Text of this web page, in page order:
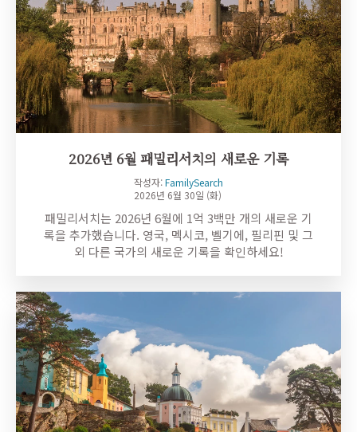
2026년 6월 패밀리서치의 새로운 기록
작성자:FamilySearch
2026년 6월 30일 (화)
패밀리서치는 2026년 6월에 1억 3백만 개의 새로운 기
록을 추가했습니다. 영국, 멕시코, 벨기에, 필리핀 및 그
외 다른 국가의 새로운 기록을 확인하세요!